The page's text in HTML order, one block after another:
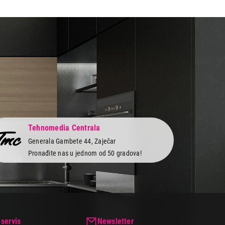
Tehnomedia Centrala
Generala Gambete 44, Zaječar
Pronađite nas u jednom od 50 gradova!
Newsletter